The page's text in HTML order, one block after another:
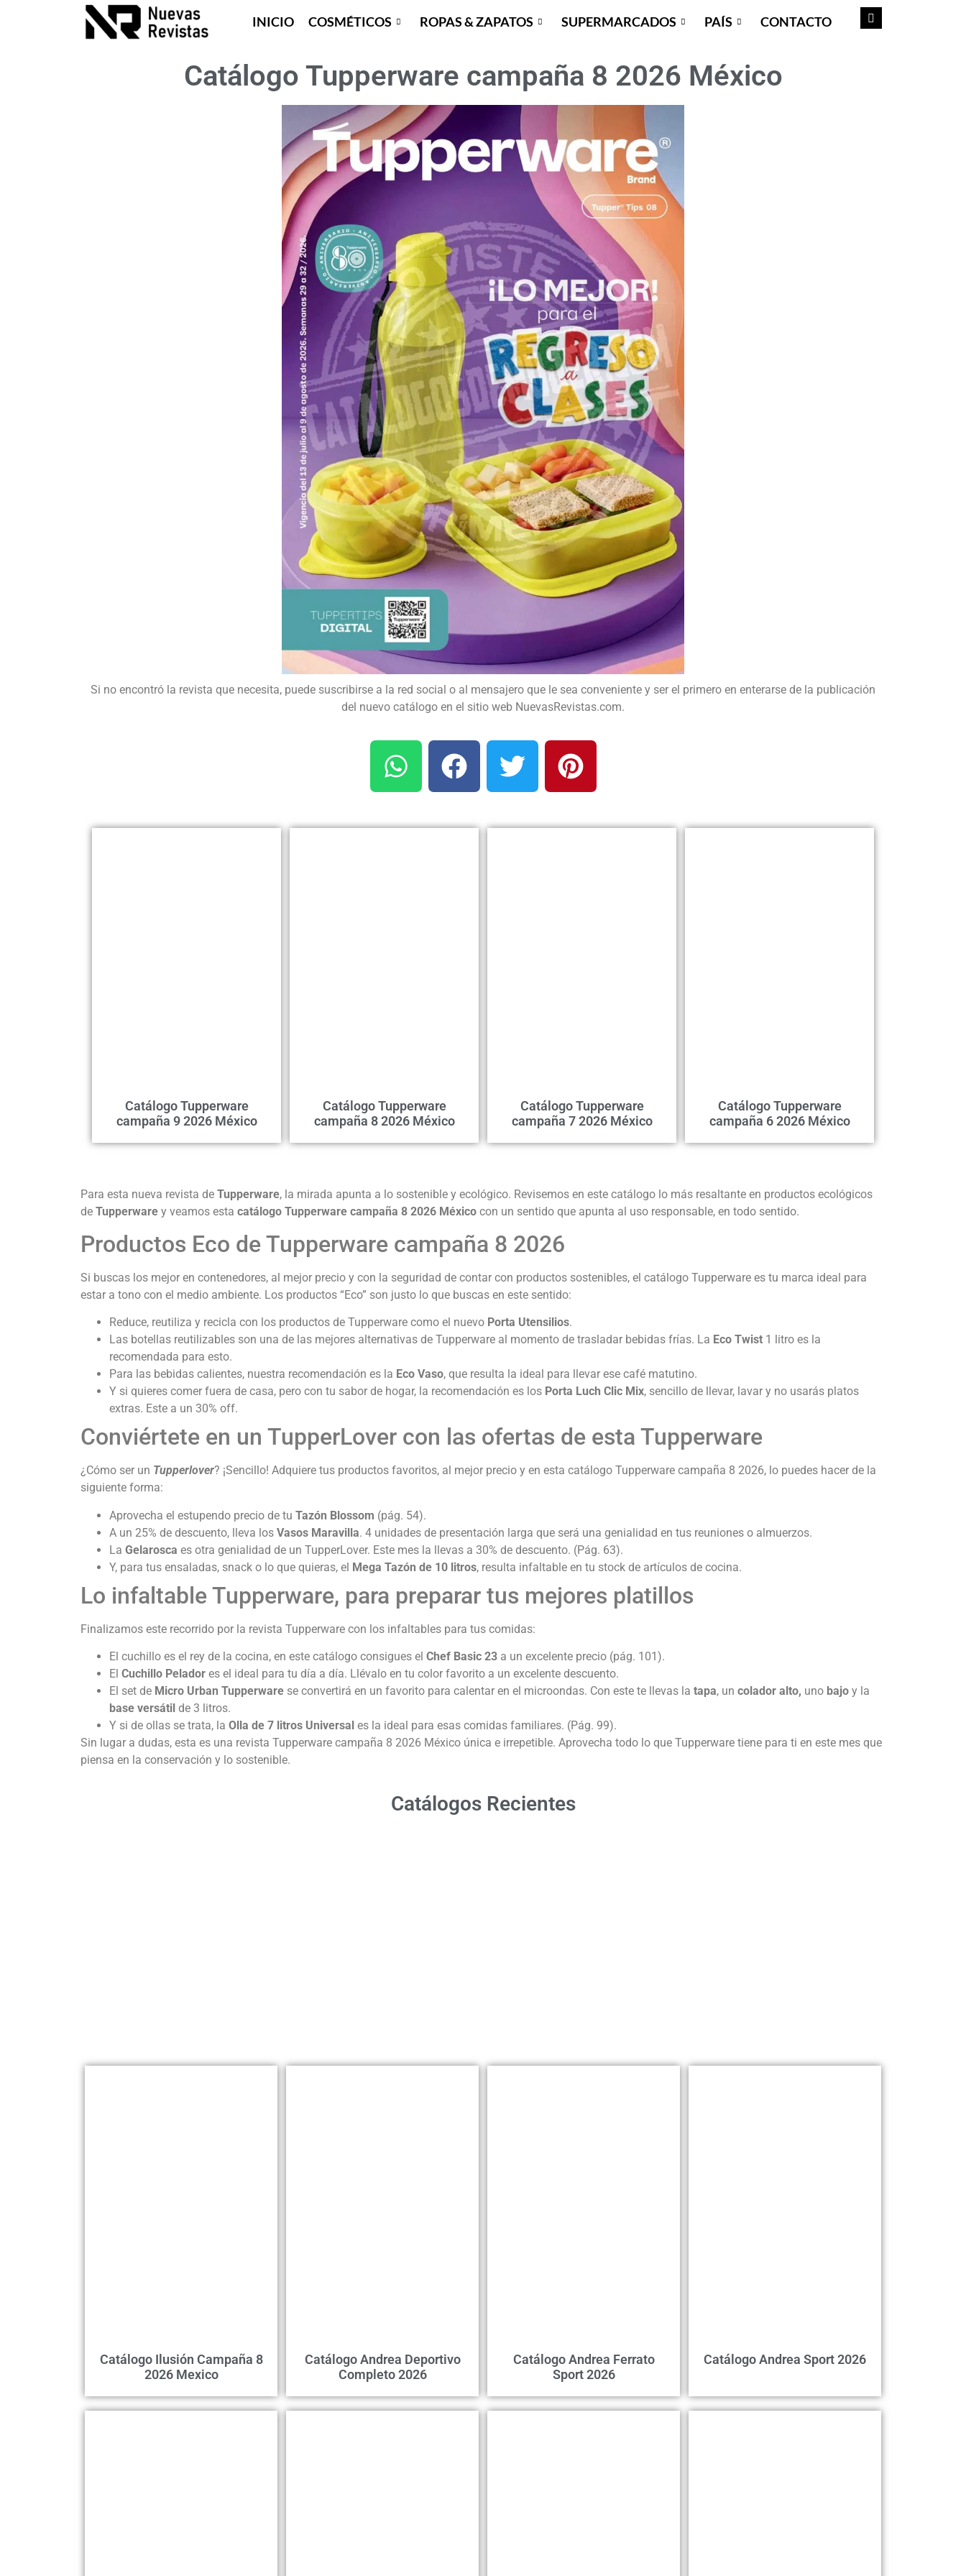
INICIO COSMÉTICOS ROPAS & ZAPATOS SUPERMARCADOS PAÍS CONTACTO
Catálogo Tupperware campaña 8 2026 México
Si no encontró la revista que necesita, puede suscribirse a la red social o al mensajero que le sea conveniente y ser el primero en enterarse de la publicación
del nuevo catálogo en el sitio web NuevasRevistas.com.
Catálogo Tupperware
campaña 9 2026 México
Catálogo Tupperware
campaña 8 2026 México
Catálogo Tupperware
campaña 7 2026 México
Catálogo Tupperware
campaña 6 2026 México
Para esta nueva revista de Tupperware, la mirada apunta a lo sostenible y ecológico. Revisemos en este catálogo lo más resaltante en productos ecológicos
de Tupperware y veamos esta catálogo Tupperware campaña 8 2026 México con un sentido que apunta al uso responsable, en todo sentido.
Productos Eco de Tupperware campaña 8 2026
Si buscas los mejor en contenedores, al mejor precio y con la seguridad de contar con productos sostenibles, el catálogo Tupperware es tu marca ideal para
estar a tono con el medio ambiente. Los productos “Eco” son justo lo que buscas en este sentido:
Reduce, reutiliza y recicla con los productos de Tupperware como el nuevo Porta Utensilios.
Las botellas reutilizables son una de las mejores alternativas de Tupperware al momento de trasladar bebidas frías. La Eco Twist 1 litro es la
recomendada para esto.
Para las bebidas calientes, nuestra recomendación es la Eco Vaso, que resulta la ideal para llevar ese café matutino.
Y si quieres comer fuera de casa, pero con tu sabor de hogar, la recomendación es los Porta Luch Clic Mix, sencillo de llevar, lavar y no usarás platos
extras. Este a un 30% off.
Conviértete en un TupperLover con las ofertas de esta Tupperware
¿Cómo ser un Tupperlover? ¡Sencillo! Adquiere tus productos favoritos, al mejor precio y en esta catálogo Tupperware campaña 8 2026, lo puedes hacer de la
siguiente forma:
Aprovecha el estupendo precio de tu Tazón Blossom (pág. 54).
A un 25% de descuento, lleva los Vasos Maravilla. 4 unidades de presentación larga que será una genialidad en tus reuniones o almuerzos.
La Gelarosca es otra genialidad de un TupperLover. Este mes la llevas a 30% de descuento. (Pág. 63).
Y, para tus ensaladas, snack o lo que quieras, el Mega Tazón de 10 litros, resulta infaltable en tu stock de artículos de cocina.
Lo infaltable Tupperware, para preparar tus mejores platillos
Finalizamos este recorrido por la revista Tupperware con los infaltables para tus comidas:
El cuchillo es el rey de la cocina, en este catálogo consigues el Chef Basic 23 a un excelente precio (pág. 101).
El Cuchillo Pelador es el ideal para tu día a día. Llévalo en tu color favorito a un excelente descuento.
El set de Micro Urban Tupperware se convertirá en un favorito para calentar en el microondas. Con este te llevas la tapa, un colador alto, uno bajo y la
base versátil de 3 litros.
Y si de ollas se trata, la Olla de 7 litros Universal es la ideal para esas comidas familiares. (Pág. 99).
Sin lugar a dudas, esta es una revista Tupperware campaña 8 2026 México única e irrepetible. Aprovecha todo lo que Tupperware tiene para ti en este mes que
piensa en la conservación y lo sostenible.
Catálogos Recientes
Catálogo Ilusión Campaña 8
2026 Mexico
Catálogo Andrea Deportivo
Completo 2026
Catálogo Andrea Ferrato
Sport 2026
Catálogo Andrea Sport 2026